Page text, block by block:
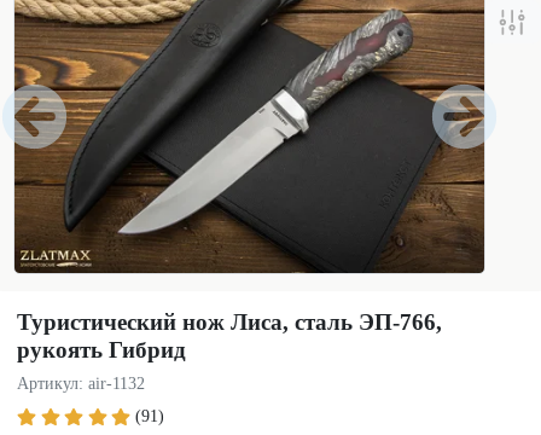
Туристический нож Лиса, сталь ЭП-766,
рукоять Гибрид
Артикул: air-1132
(91)